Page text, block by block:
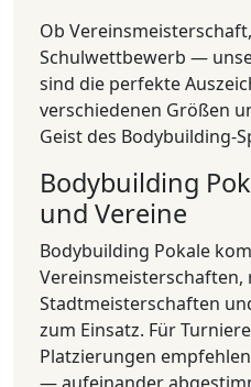
Ob
Schulwettbewerb —
sind die perfekte
verschiedenen Größen
Geist des Bodybuilding-
Bodybuilding
und Vereine
Bodybuilding Pokale
Vereinsmeisterschaften,
Stadtmeisterschaften
zum Einsatz. Für
Platzierungen